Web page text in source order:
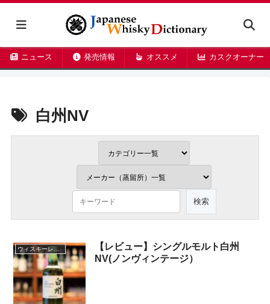
ニュース 発売情報 オススメ カスクオーナー
白州NV
ウィスキーレビュー
【レビュー】シングルモルト白州
NV(ノンヴィンテージ）